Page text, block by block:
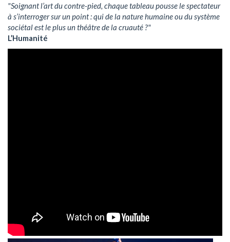
"Soignant l’art du contre-pied, chaque tableau pousse le spectateur
à s’interroger sur un point : qui de la nature humaine ou du système
sociétal est le plus un théâtre de la cruauté ?"
L’Humanité